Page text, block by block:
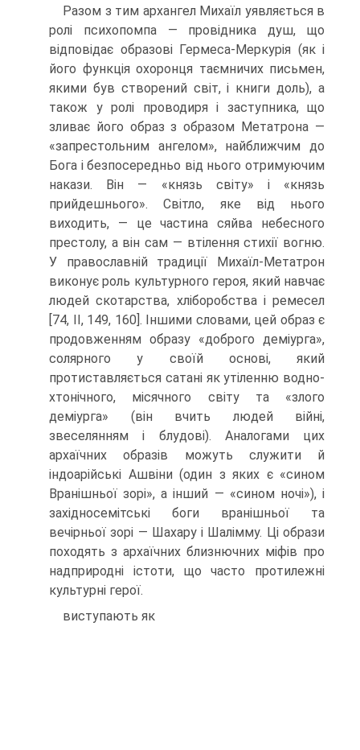
Разом з тим архангел Михаїл уявляється в
ролі психопомпа — провідника душ, що
відповідає образові Гермеса-Меркурія (як і
його функція охоронця таєм­ничих письмен,
якими був створений світ, і книги доль), а
також у ролі прово­диря і заступника, що
зливає його образ з образом Метатрона —
«запрестольним ангелом», найближчим до
Бога і безпосередньо від нього отримуючим
накази. Він — «князь світу» і «князь
прийдешнього». Світло, яке від нього
виходить, — це частина сяйва небесного
престолу, а він сам — втілення стихії вогню.
У право­славній традиції Михаїл-Метатрон
виконує роль культурного героя, який на­вчає
людей скотарства, хліборобства і ремесел
[74, II, 149, 160]. Іншими слова­ми, цей образ є
продовженням образу «доброго деміурга»,
солярного у своїй основі, який
протиставляється сатані як утіленню водно-
хтонічного, місячного світу та «злого
деміурга» (він вчить людей війні,
звеселянням і блудові). Ана­логами цих
архаїчних образів можуть служити й
індоарійські Ашвіни (один з яких є «сином
Вранішньої зорі», а інший — «сином ночі»), і
західносемітські боги вранішньої та
вечірньої зорі — Шахару і Шалімму. Ці образи
походять з ар­хаїчних близнючних міфів про
надприродні істоти, що часто протилежні
культурні герої.
виступають як